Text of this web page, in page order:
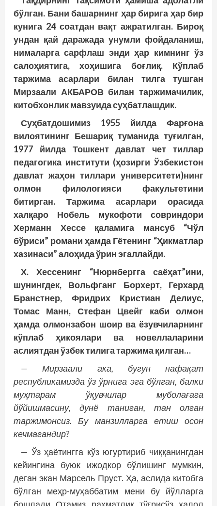
бўлган. Бани башарнинг ҳар бирига ҳар бир
кунига 24 соатдан вақт ажратилган. Бироқ
ундан қай даражада унумли фойдаланиш,
нималарга сарфлаш энди ҳар кимнинг ўз
салоҳиятига, хоҳишига боғлиқ. Кўплаб
таржима асарлари билан тилга тушган
Мирзаали АКБАРОВ билан таржимачилик,
китобхонлик мав­зуида суҳбатлашдик.
Суҳбатдошимиз 1955 йилда Фарғона
вилоятининг Бешариқ туманида туғилган,
1977 йилда Тошкент давлат чет тиллар
педагогика инс­титути (ҳозирги Ўзбекистон
давлат жаҳон тиллари университети)нинг
олмон филологияси факультетини
битирган. Таржима асарлари орасида
халқаро Нобель мукофоти сов­риндори
Херманн Хессе қаламига мансуб “Чўл
бўриси” романи ҳамда Гётенинг “Ҳикматлар
хазинаси” алоҳида ўрин эгаллайди.
Х. Хессенинг “Нюрнбергга саё­ҳат”ини,
шунингдек, Вольфганг Борхерт, Герхард
Бранстнер, Фридрих Кристиан Делиус,
Томас Манн, Стефан Цвейг каби олмон
ҳамда олмонзабон шоир ва ёзувчиларнинг
кўп­лаб ҳикоялари ва новеллаларини
аслиятдан ўзбек тилига таржима қилган…
— Мирзаали ака, бугун нафақат
республикамизда ўз ўрнига эга бўлган, балки
муҳтарам ўқувчилар муболағага
йўйишмасину, дунё таниган, тан олган
таржимонсиз. Бу манзилларга етиш осон
кечмагандир?
— Ўз ҳаётингга кўз югуртириб чиққанингдан
кейингина буюк ижодкор бўлишинг мумкин,
деган экан Марсель Пруст. Ҳа, аслида китобга
бўлган меҳр-муҳаббатим мени бу йўлларга